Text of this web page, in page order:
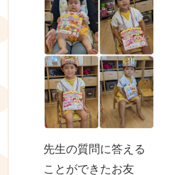
先生の質問に答える
ことができたお友